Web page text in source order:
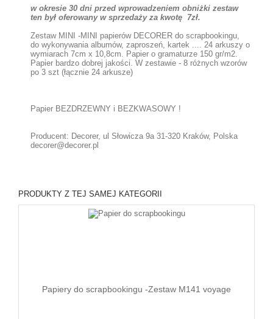
w okresie 30 dni przed wprowadzeniem obniżki zestaw
ten był oferowany w sprzedaży za kwotę 7zł.
Zestaw MINI -MINI papierów DECORER do scrapbookingu,
do wykonywania albumów, zaproszeń, kartek .... 24 arkuszy o
wymiarach 7cm x 10,8cm. Papier o gramaturze 150 gr/m2.
Papier bardzo dobrej jakości. W zestawie - 8 różnych wzorów
po 3 szt (łącznie 24 arkusze)
Papier BEZDRZEWNY i BEZKWASOWY !
Producent: Decorer, ul Słowicza 9a 31-320 Kraków, Polska
decorer@decorer.pl
PRODUKTY Z TEJ SAMEJ KATEGORII
Papiery do scrapbookingu -Zestaw M141 voyage